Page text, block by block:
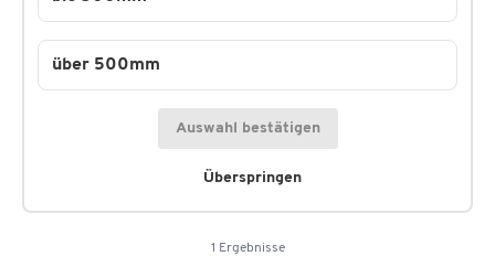
Überspringen
über 500mm
Auswahl bestätigen
1 Ergebnisse